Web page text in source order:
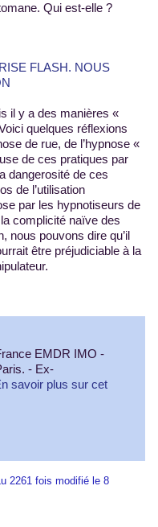
Qui est-elle ?
il y a des manières «
quelques réflexions
de rue, de l’hypnose «
de ces pratiques par
dangerosité de ces
de l’utilisation
par les hypnotiseurs de
complicité naïve des
nous pouvons dire qu’il
être préjudiciable à la
EMDR IMO -
- Ex-
savoir plus sur cet
2261 fois modifié le 8